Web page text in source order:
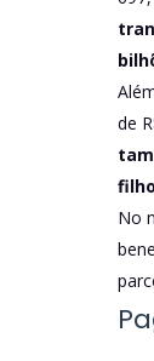
de
No